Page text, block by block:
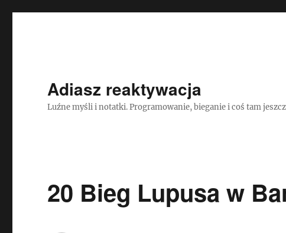
Adiasz reaktywacja
Luźne myśli i notatki. Programowanie, bieganie i coś tam
20 Bieg Lupusa w